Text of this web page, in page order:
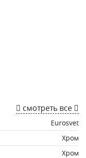
смотреть все
Eurosvet
Хром
Хром